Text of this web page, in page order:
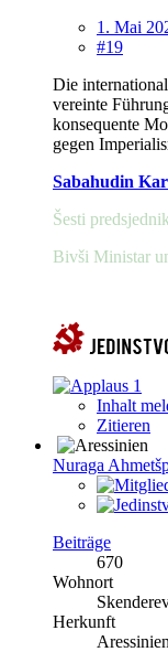
1. Mai
#19
Die
vereinte
konsequente
gegen
Sabahudin
Šesti
Bivši Ministar
1
Inhalt
Zitieren
Nuraga
Beiträge
670
Wohnort
Herkunft
Aressinien